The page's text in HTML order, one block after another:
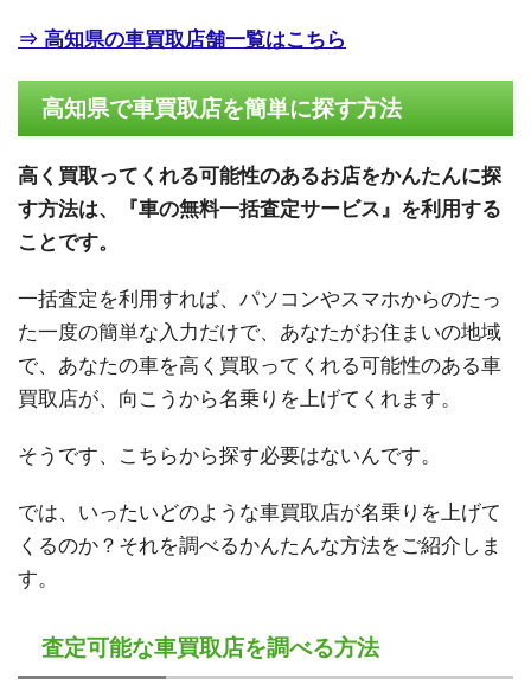
⇒ 高知県の車買取店舗一覧はこちら
高知県で車買取店を簡単に探す方法
高く買取ってくれる可能性のあるお店をかんたんに探
す方法は、『車の無料一括査定サービス』を利用する
ことです。
一括査定を利用すれば、パソコンやスマホからのたっ
た一度の簡単な入力だけで、あなたがお住まいの地域
で、あなたの車を高く買取ってくれる可能性のある車
買取店が、向こうから名乗りを上げてくれます。
そうです、こちらから探す必要はないんです。
では、いったいどのような車買取店が名乗りを上げて
くるのか？それを調べるかんたんな方法をご紹介しま
す。
査定可能な車買取店を調べる方法